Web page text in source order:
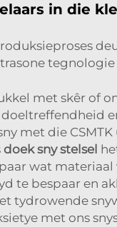
in die
tegnologie
met skêr of
met die
doek sny stelsel
wat materiaal
te bespaar en
tydrowende
met ons